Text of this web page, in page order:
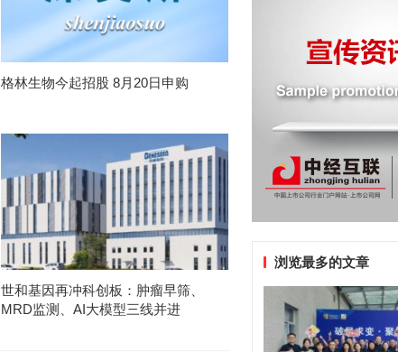
格林生物今起招股 8月20日申购
世和基因再冲科创板：肿瘤早筛、
MRD监测、AI大模型三线并进
浏览最多的文章